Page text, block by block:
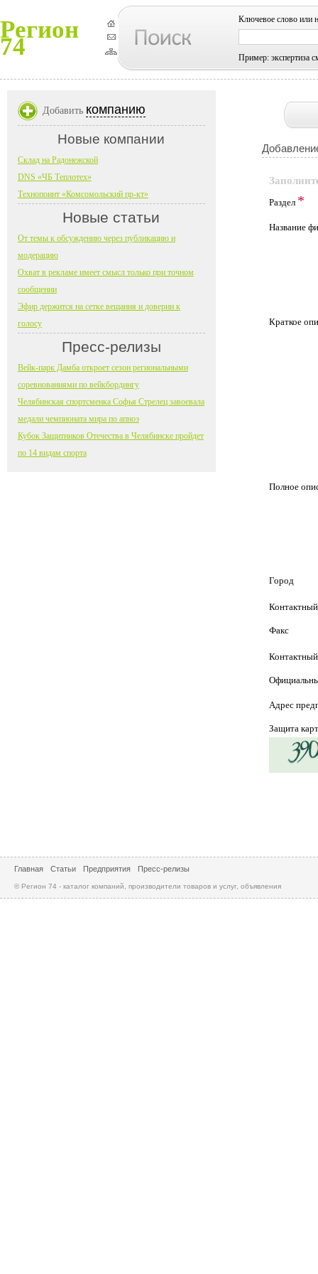
Регион
74
Ключевое слово или
Пример: экспертиза
Раздел *
Название
Краткое
Полное
Город
Факс
Адрес
Защита
Добавить компанию
Новые компании
Склад на Радонежской
DNS «ЧБ Теплотех»
Технопоинт «Комсомольский пр-кт»
Новые статьи
От темы к обсуждению через публикацию и
модерацию
Охват в рекламе имеет смысл только при точном
сообщении
Эфир держится на сетке вещания и доверии к
голосу
Пресс-релизы
Вейк-парк Дамба откроет сезон региональными
соревнованиями по вейкбордингу
Челябинская спортсменка Софья Стрелец завоевала
медали чемпионата мира по апноэ
Кубок Защитников Отечества в Челябинске пройдет
по 14 видам спорта
Главная Статьи Предприятия Пресс-релизы
© Регион 74 - каталог компаний, производители товаров и услуг, объявления